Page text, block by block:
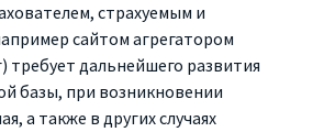
страхуемым и
сайтом агрегатором
требует дальнейшего развития
базы, при возникновении
а также в других случаях